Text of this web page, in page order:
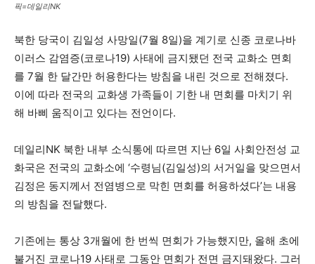
픽=데일리NK
북한 당국이 김일성 사망일(7월 8일)을 계기로 신종 코로나바
이러스 감염증(코로나19) 사태에 금지됐던 전국 교화소 면회
를 7월 한 달간만 허용한다는 방침을 내린 것으로 전해졌다.
이에 따라 전국의 교화생 가족들이 기한 내 면회를 마치기 위
해 바삐 움직이고 있다는 전언이다.
데일리NK 북한 내부 소식통에 따르면 지난 6일 사회안전성 교
화국은 전국의 교화소에 ‘수령님(김일성)의 서거일을 맞으면서
김정은 동지께서 전염병으로 막힌 면회를 허용하셨다’는 내용
의 방침을 전달했다.
기존에는 통상 3개월에 한 번씩 면회가 가능했지만, 올해 초에
불거진 코로나19 사태로 그동안 면회가 전면 금지돼왔다. 그러